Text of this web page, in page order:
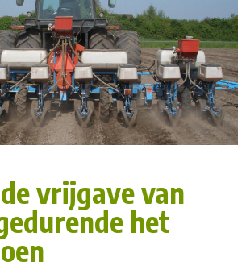
vrijgave van
het